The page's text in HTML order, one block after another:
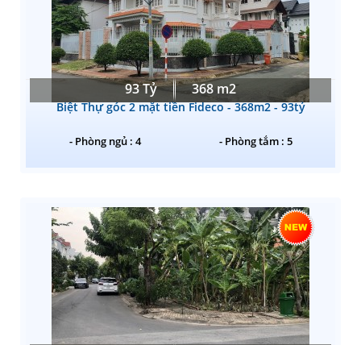
93 Tỷ 368 m2
Biệt Thự góc 2 mặt tiền Fideco - 368m2 - 93tỷ
- Phòng ngủ : 4 - Phòng tắm : 5